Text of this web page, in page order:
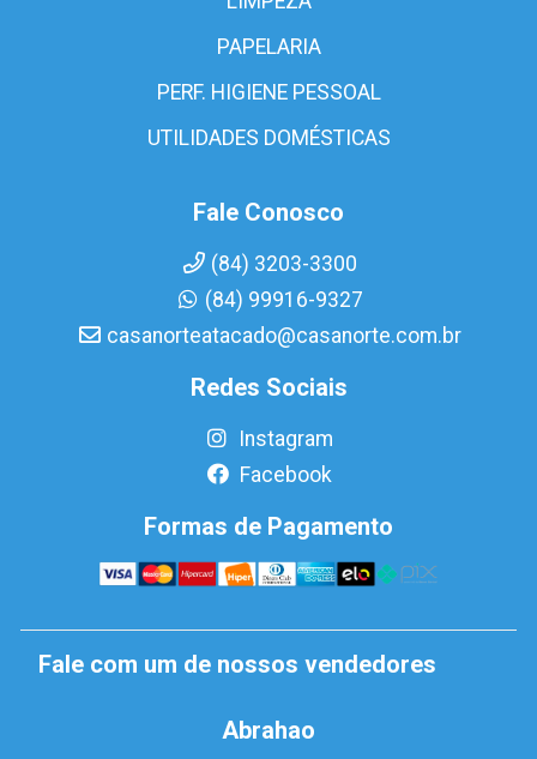
PAPELARIA
PERF. HIGIENE PESSOAL
UTILIDADES DOMÉSTICAS
Fale Conosco
(84) 3203-3300
(84) 99916-9327
casanorteatacado@casanorte.com.br
Redes Sociais
Instagram
Facebook
Formas de Pagamento
Fale com um de nossos vendedores
Abrahao